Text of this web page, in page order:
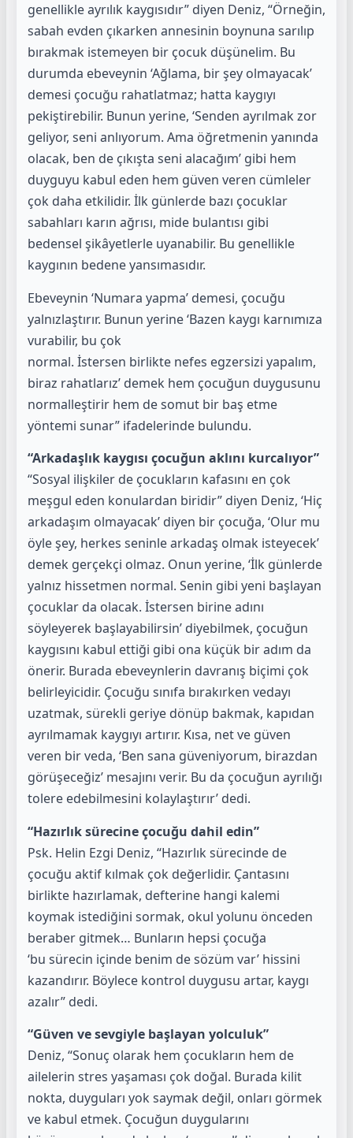
genellikle ayrılık kaygısıdır” diyen Deniz, “Örneğin,
sabah evden çıkarken annesinin boynuna sarılıp
bırakmak istemeyen bir çocuk düşünelim. Bu
durumda ebeveynin ‘Ağlama, bir şey olmayacak’
demesi çocuğu rahatlatmaz; hatta kaygıyı
pekiştirebilir. Bunun yerine, ‘Senden ayrılmak zor
geliyor, seni anlıyorum. Ama öğretmenin yanında
olacak, ben de çıkışta seni alacağım’ gibi hem
duyguyu kabul eden hem güven veren cümleler
çok daha etkilidir. İlk günlerde bazı çocuklar
sabahları karın ağrısı, mide bulantısı gibi
bedensel şikâyetlerle uyanabilir. Bu genellikle
kaygının bedene yansımasıdır.
Ebeveynin ‘Numara yapma’ demesi, çocuğu
yalnızlaştırır. Bunun yerine ‘Bazen kaygı karnımıza
vurabilir, bu çok
normal. İstersen birlikte nefes egzersizi yapalım,
biraz rahatlarız’ demek hem çocuğun duygusunu
normalleştirir hem de somut bir baş etme
yöntemi sunar” ifadelerinde bulundu.
“Arkadaşlık kaygısı çocuğun aklını kurcalıyor”
“Sosyal ilişkiler de çocukların kafasını en çok
meşgul eden konulardan biridir” diyen Deniz, ‘Hiç
arkadaşım olmayacak’ diyen bir çocuğa, ‘Olur mu
öyle şey, herkes seninle arkadaş olmak isteyecek’
demek gerçekçi olmaz. Onun yerine, ‘İlk günlerde
yalnız hissetmen normal. Senin gibi yeni başlayan
çocuklar da olacak. İstersen birine adını
söyleyerek başlayabilirsin’ diyebilmek, çocuğun
kaygısını kabul ettiği gibi ona küçük bir adım da
önerir. Burada ebeveynlerin davranış biçimi çok
belirleyicidir. Çocuğu sınıfa bırakırken vedayı
uzatmak, sürekli geriye dönüp bakmak, kapıdan
ayrılmamak kaygıyı artırır. Kısa, net ve güven
veren bir veda, ‘Ben sana güveniyorum, birazdan
görüşeceğiz’ mesajını verir. Bu da çocuğun ayrılığı
tolere edebilmesini kolaylaştırır’ dedi.
“Hazırlık sürecine çocuğu dahil edin”
Psk. Helin Ezgi Deniz, “Hazırlık sürecinde de
çocuğu aktif kılmak çok değerlidir. Çantasını
birlikte hazırlamak, defterine hangi kalemi
koymak istediğini sormak, okul yolunu önceden
beraber gitmek… Bunların hepsi çocuğa
‘bu sürecin içinde benim de sözüm var’ hissini
kazandırır. Böylece kontrol duygusu artar, kaygı
azalır” dedi.
“Güven ve sevgiyle başlayan yolculuk”
Deniz, “Sonuç olarak hem çocukların hem de
ailelerin stres yaşaması çok doğal. Burada kilit
nokta, duyguları yok saymak değil, onları görmek
ve kabul etmek. Çocuğun duygularını